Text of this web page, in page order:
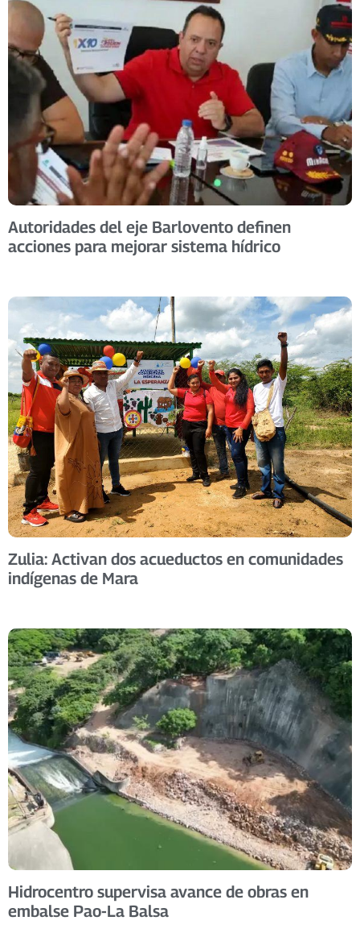
Autoridades del eje Barlovento definen
acciones para mejorar sistema hídrico
Zulia: Activan dos acueductos en comunidades
indígenas de Mara
Hidrocentro supervisa avance de obras en
embalse Pao-La Balsa